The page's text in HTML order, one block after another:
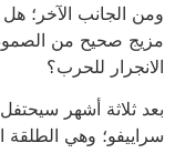
ومن الجانب الآخر؛
مزيج صحيح من
الانجرار للحرب؟
سراييفو؛ وهي الطلقة